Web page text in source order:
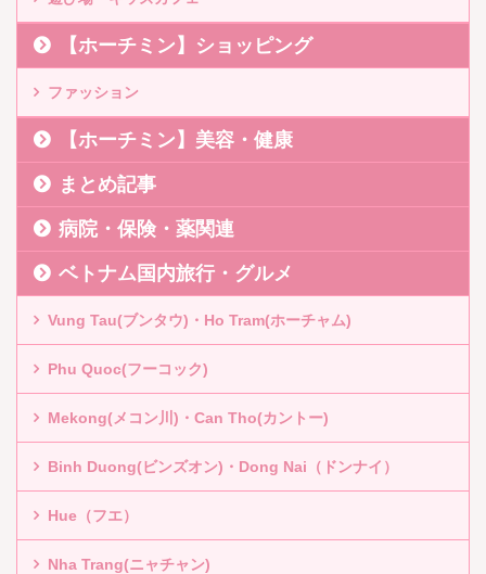
【ホーチミン】ショッピング
ファッション
【ホーチミン】美容・健康
まとめ記事
病院・保険・薬関連
ベトナム国内旅行・グルメ
Vung Tau(ブンタウ)・Ho Tram(ホーチャム)
Phu Quoc(フーコック)
Mekong(メコン川)・Can Tho(カントー)
Binh Duong(ビンズオン)・Dong Nai（ドンナイ）
Hue（フエ）
Nha Trang(ニャチャン)